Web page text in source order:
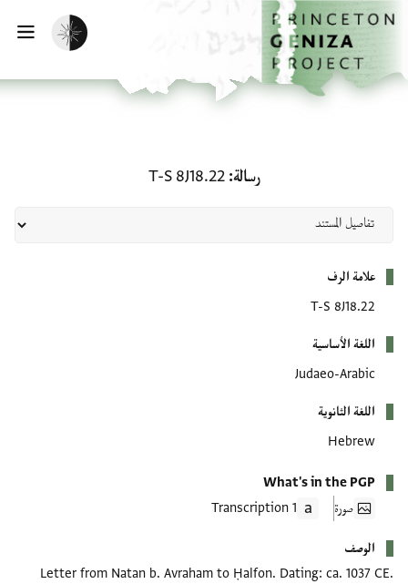
إلى المحتوى الرئيسي
الرئيسية
تفعيل الوضع المظلم
رسالة T-S 8J18.22
علامة الرف
T-S 8J18.22
اللغة الأساسية
Judaeo-Arabic
اللغة الثانوية
Hebrew
What's in the PGP
صورة
1 Transcription
الوصف
Letter from Natan b. Avraham to Ḥalfon. Dating: ca. 1037 CE.